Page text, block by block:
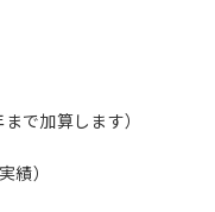
で加算します）
績）